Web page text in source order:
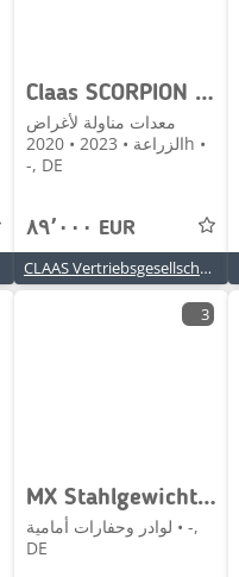
Claas SCORPION 756 VP+
معدات مناولة لأغراض
الزراعة • 2023 • 2020h •
-, DE
٨٩٬٠٠٠ EUR
CLAAS Vertriebsgesellschaft mbH - FIRST CLAAS USED Center Hockenheim
3
MX Stahlgewicht Multimass 900
لوادر وحفارات أمامية • -,
DE